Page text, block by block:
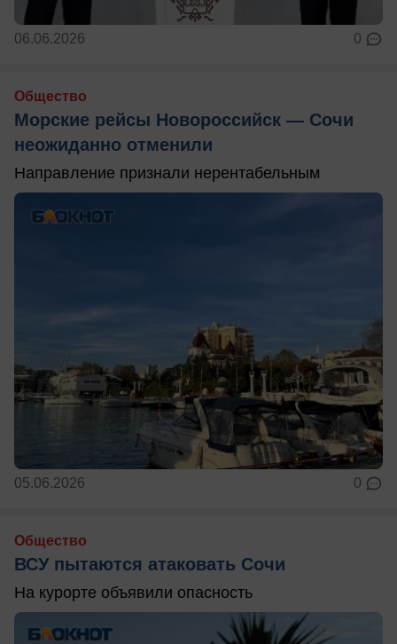
06.06.2026 0
Общество
Морские рейсы Новороссийск — Сочи
неожиданно отменили
Направление признали нерентабельным
05.06.2026 0
Общество
ВСУ пытаются атаковать Сочи
На курорте объявили опасность